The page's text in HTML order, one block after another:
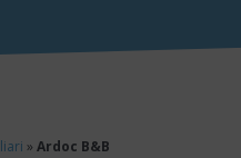
» Ardoc B&B